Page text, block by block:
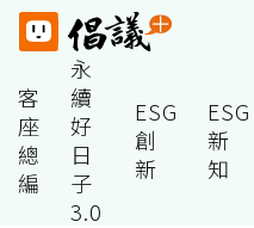
客
座
總
編
永
續
好
日
子
3.0
ESG
創
新
ESG
新
知